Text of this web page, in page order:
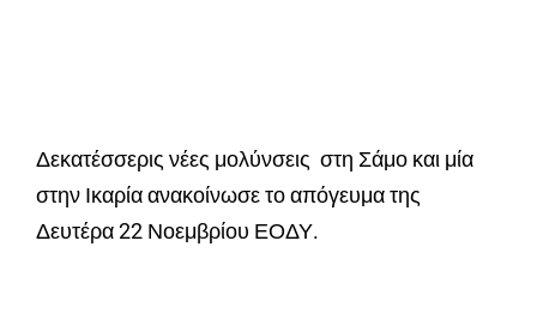
Δεκατέσσερις νέες μολύνσεις στη Σάμο και μία
στην Ικαρία ανακοίνωσε το απόγευμα της
Δευτέρα 22 Νοεμβρίου ΕΟΔΥ.